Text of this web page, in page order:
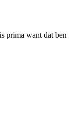
prima want dat ben